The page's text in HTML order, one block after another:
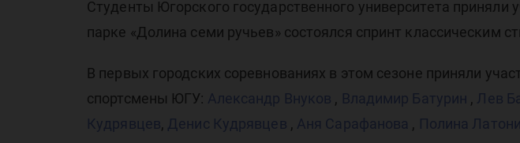
Студенты Югорского государственного университета
парке «Долина семи ручьев» состоялся спринт классическим
В первых городских соревнованиях в этом сезоне приняли
спортсмены ЮГУ: Александр Внуков , Владимир Батурин , Лев
Кудрявцев, Денис Кудрявцев , Аня Сарафанова , Полина